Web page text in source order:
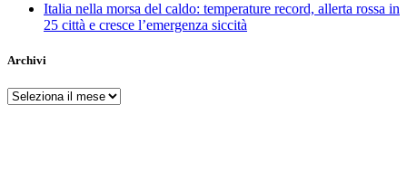
Italia nella morsa del caldo: temperature record, allerta rossa in
25 città e cresce l’emergenza siccità
Archivi
Archivi